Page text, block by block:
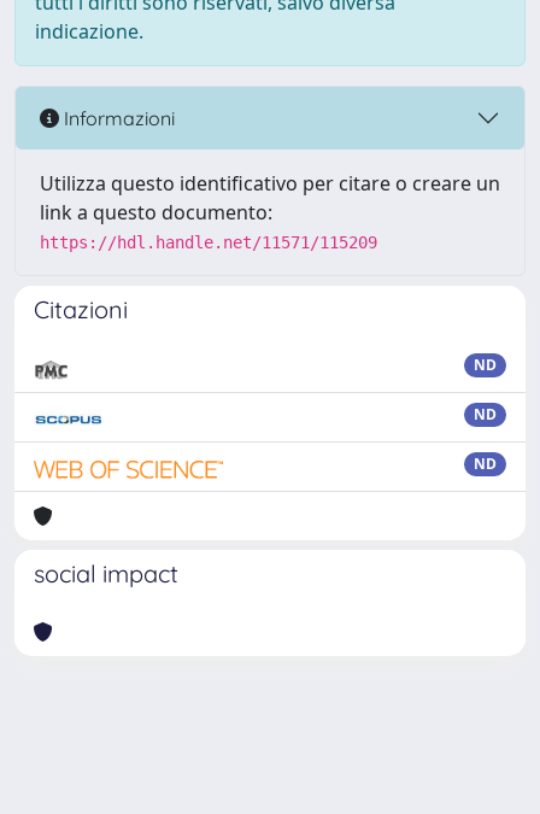
indicazione.
Informazioni
Utilizza questo identificativo per citare o creare un
link a questo documento:
https://hdl.handle.net/11571/115209
Citazioni
ND
ND
ND
social impact